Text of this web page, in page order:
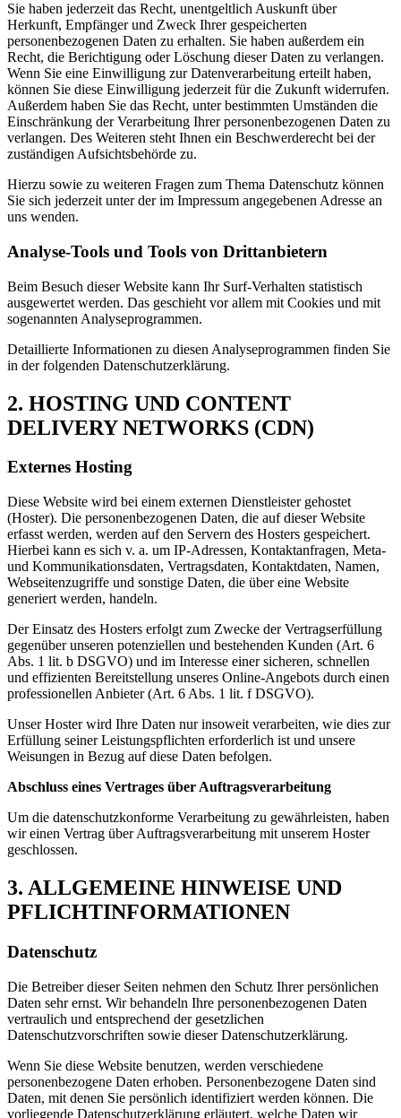
Sie haben jederzeit das Recht, unentgeltlich Auskunft über
Herkunft, Empfänger und Zweck Ihrer gespeicherten
personenbezogenen Daten zu erhalten. Sie haben außerdem ein
Recht, die Berichtigung oder Löschung dieser Daten zu verlangen.
Wenn Sie eine Einwilligung zur Datenverarbeitung erteilt haben,
können Sie diese Einwilligung jederzeit für die Zukunft widerrufen.
Außerdem haben Sie das Recht, unter bestimmten Umständen die
Einschränkung der Verarbeitung Ihrer personenbezogenen Daten zu
verlangen. Des Weiteren steht Ihnen ein Beschwerderecht bei der
zuständigen Aufsichtsbehörde zu.
Hierzu sowie zu weiteren Fragen zum Thema Datenschutz können
Sie sich jederzeit unter der im Impressum angegebenen Adresse an
uns wenden.
Analyse-Tools und Tools von Drittanbietern
Beim Besuch dieser Website kann Ihr Surf-Verhalten statistisch
ausgewertet werden. Das geschieht vor allem mit Cookies und mit
sogenannten Analyseprogrammen.
Detaillierte Informationen zu diesen Analyseprogrammen finden Sie
in der folgenden Datenschutzerklärung.
2. HOSTING UND CONTENT
DELIVERY NETWORKS (CDN)
Externes Hosting
Diese Website wird bei einem externen Dienstleister gehostet
(Hoster). Die personenbezogenen Daten, die auf dieser Website
erfasst werden, werden auf den Servern des Hosters gespeichert.
Hierbei kann es sich v. a. um IP-Adressen, Kontaktanfragen, Meta-
und Kommunikationsdaten, Vertragsdaten, Kontaktdaten, Namen,
Webseitenzugriffe und sonstige Daten, die über eine Website
generiert werden, handeln.
Der Einsatz des Hosters erfolgt zum Zwecke der Vertragserfüllung
gegenüber unseren potenziellen und bestehenden Kunden (Art. 6
Abs. 1 lit. b DSGVO) und im Interesse einer sicheren, schnellen
und effizienten Bereitstellung unseres Online-Angebots durch einen
professionellen Anbieter (Art. 6 Abs. 1 lit. f DSGVO).
Unser Hoster wird Ihre Daten nur insoweit verarbeiten, wie dies zur
Erfüllung seiner Leistungspflichten erforderlich ist und unsere
Weisungen in Bezug auf diese Daten befolgen.
Abschluss eines Vertrages über Auftragsverarbeitung
Um die datenschutzkonforme Verarbeitung zu gewährleisten, haben
wir einen Vertrag über Auftragsverarbeitung mit unserem Hoster
geschlossen.
3. ALLGEMEINE HINWEISE UND
PFLICHTINFORMATIONEN
Datenschutz
Die Betreiber dieser Seiten nehmen den Schutz Ihrer persönlichen
Daten sehr ernst. Wir behandeln Ihre personenbezogenen Daten
vertraulich und entsprechend der gesetzlichen
Datenschutzvorschriften sowie dieser Datenschutzerklärung.
Wenn Sie diese Website benutzen, werden verschiedene
personenbezogene Daten erhoben. Personenbezogene Daten sind
Daten, mit denen Sie persönlich identifiziert werden können. Die
vorliegende Datenschutzerklärung erläutert, welche Daten wir